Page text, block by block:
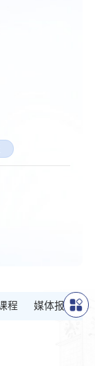
程 媒体报道